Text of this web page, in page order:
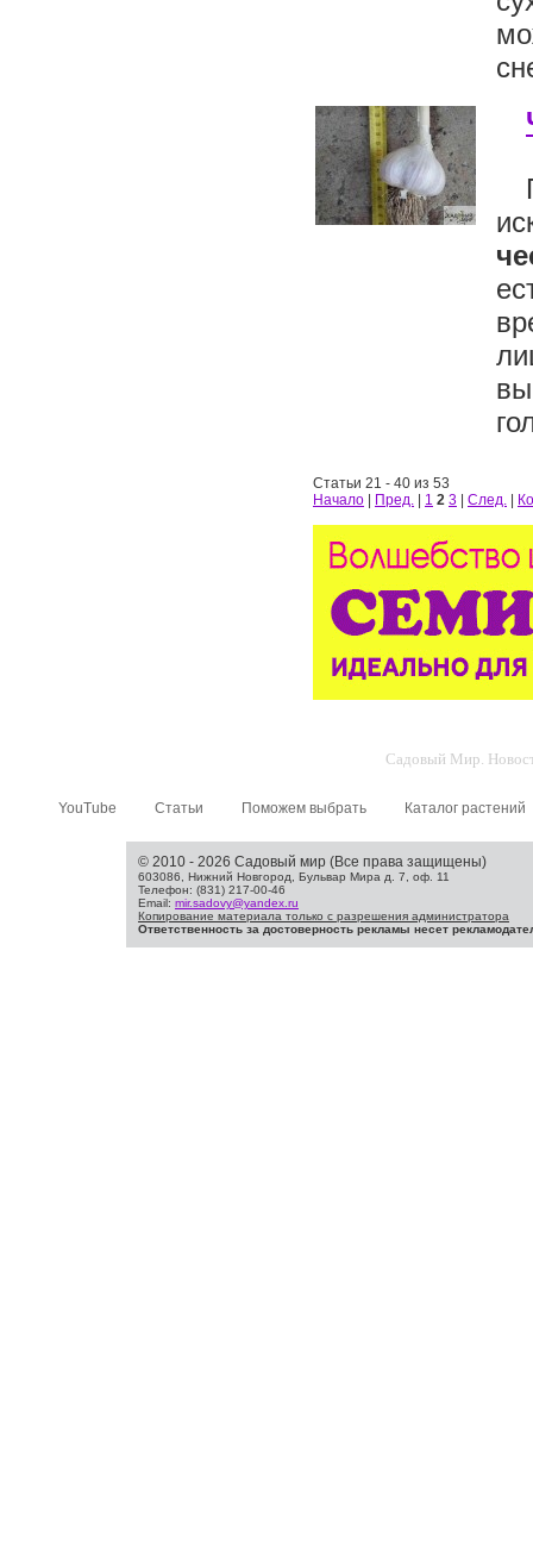
Статьи 21 - 40 из 53
Начало
Пред. 1 2 3 След.
Садовый Мир.
YouTube Статьи Поможем выбрать Каталог растений
© 2010 - 2026 Садовый мир (Все права защищены)
603086, Нижний Новгород, Бульвар Мира д. 7, оф. 11
Телефон: (831) 217-00-46
Email: mir.sadovy@yandex.ru
Копирование материала только с разрешения администратора
Ответственность за достоверность рекламы несет